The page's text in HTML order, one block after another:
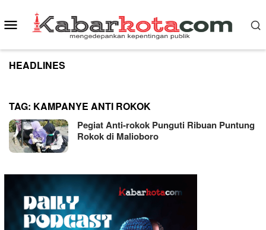
to
content
Mobile
Menu
HEADLINES
TAG: KAMPANYE ANTI ROKOK
Pegiat Anti-rokok Punguti Ribuan Puntung
Rokok di Malioboro